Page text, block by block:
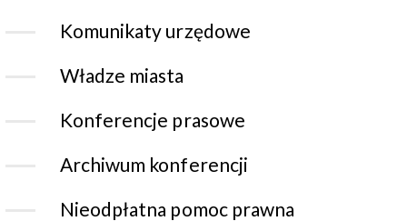
Komunikaty urzędowe
Władze miasta
Konferencje prasowe
Archiwum konferencji
Nieodpłatna pomoc prawna